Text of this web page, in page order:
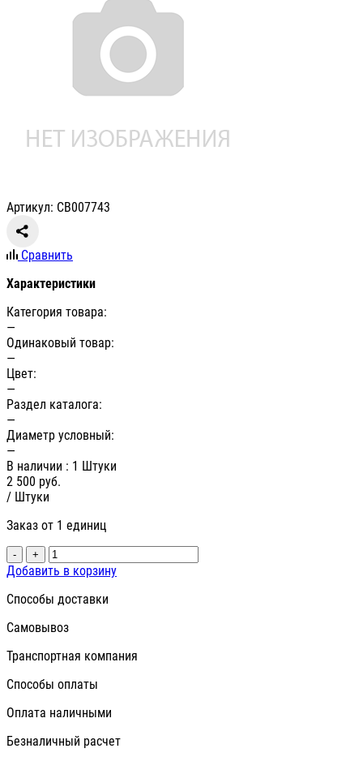
Артикул: СВ007743
Сравнить
Характеристики
Категория товара:
—
Одинаковый товар:
—
Цвет:
—
Раздел каталога:
—
Диаметр условный:
—
В наличии : 1 Штуки
2 500 руб.
/ Штуки
Заказ от 1 единиц
- +
Добавить в корзину
Способы доставки
Самовывоз
Транспортная компания
Способы оплаты
Оплата наличными
Безналичный расчет